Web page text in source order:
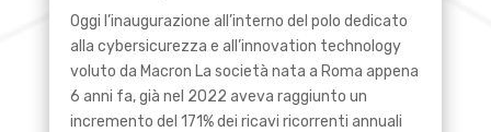
Oggi l’inaugurazione all’interno del polo dedicato
alla cybersicurezza e all’innovation technology
voluto da Macron La società nata a Roma appena
6 anni fa, già nel 2022 aveva raggiunto un
incremento del 171% dei ricavi ricorrenti annuali